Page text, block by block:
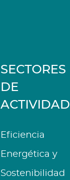
SECTORES
DE
ACTIVIDAD
Eficiencia
Energética y
Sostenibilidad